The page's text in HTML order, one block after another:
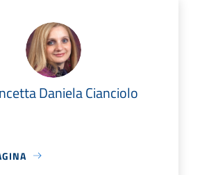
Daniela Cianciolo